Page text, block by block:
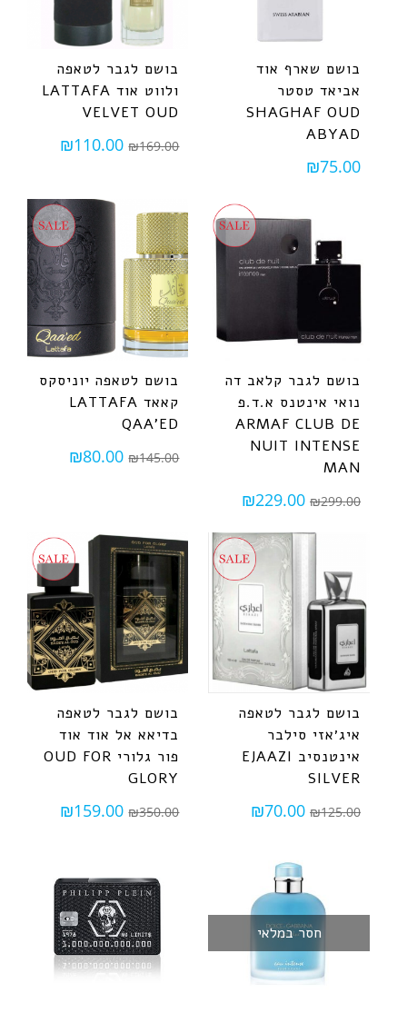
בושם שארף אוד
אביאד טסטר
SHAGHAF OUD
ABYAD
₪75.00
בושם לגבר לטאפה
ולווט אוד LATTAFA
VELVET OUD
₪169.00
₪110.00
בושם לגבר קלאב דה
נואי אינטנס א.ד.פ
ARMAF CLUB DE
NUIT INTENSE
MAN
₪299.00
₪229.00
בושם לטאפה יוניסקס
קאאד LATTAFA
QAA'ED
₪145.00
₪80.00
בושם לגבר לטאפה
איג׳אזי סילבר
אינטנסיב EJAAZI
SILVER
₪125.00
₪70.00
בושם לגבר לטאפה
בדיאא אל אוד אוד
פור גלורי OUD FOR
GLORY
₪350.00
₪159.00
חסר במלאי